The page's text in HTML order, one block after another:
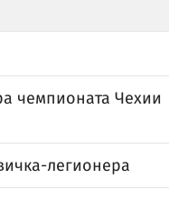
чемпионата Чехии
легионера